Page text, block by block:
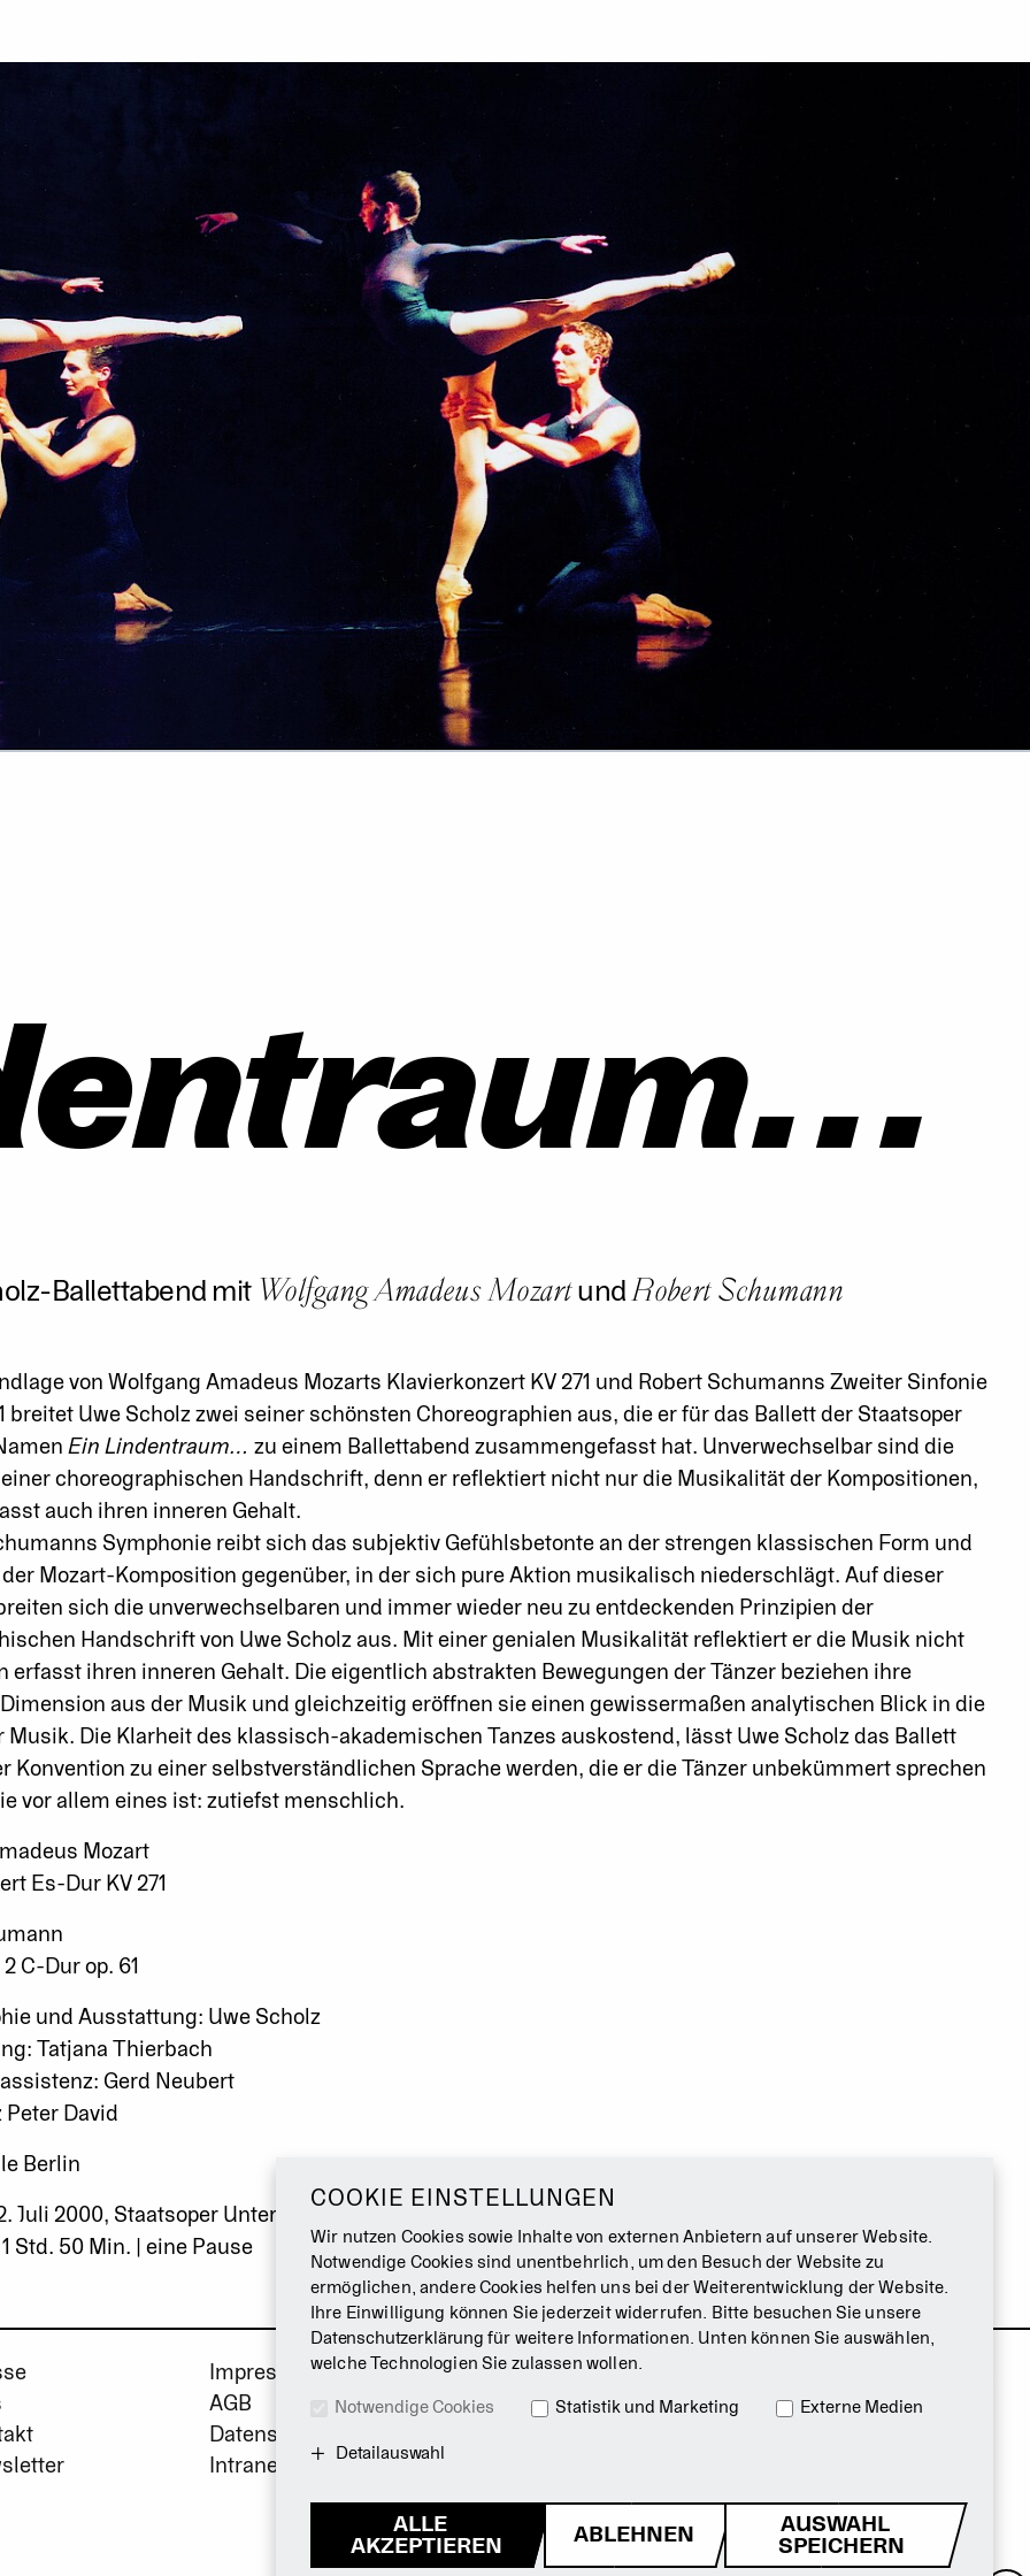
Ballettabend mit Wolfgang Amadeus MozartundRobert Schumann
von Wolfgang Amadeus Mozarts Klavierkonzert KV 271 und Robert Schumanns Zweiter Sinfonie
breitet Uwe Scholz zwei seiner schönsten Choreographien aus, die er für das Ballett der Staatsoper
Ein Lindentraum… zu einem Ballettabend zusammengefasst hat. Unverwechselbar sind die
choreographischen Handschrift, denn er reflektiert nicht nur die Musikalität der Kompositionen,
auch ihren inneren Gehalt.
Symphonie reibt sich das subjektiv Gefühlsbetonte an der strengen klassischen Form und
Mozart-Komposition gegenüber, in der sich pure Aktion musikalisch niederschlägt. Auf dieser
sich die unverwechselbaren und immer wieder neu zu entdeckenden Prinzipien der
Handschrift von Uwe Scholz aus. Mit einer genialen Musikalität reflektiert er die Musik nicht
erfasst ihren inneren Gehalt. Die eigentlich abstrakten Bewegungen der Tänzer beziehen ihre
aus der Musik und gleichzeitig eröffnen sie einen gewissermaßen analytischen Blick in die
Musik. Die Klarheit des klassisch-akademischen Tanzes auskostend, lässt Uwe Scholz das Ballett
Konvention zu einer selbstverständlichen Sprache werden, die er die Tänzer unbekümmert sprechen
vor allem eines ist: zutiefst menschlich.
Mozart
Es-Dur KV 271
C-Dur op. 61
und Ausstattung: Uwe Scholz
Tatjana Thierbach
Gerd Neubert
David
Berlin
Juli 2000, Staatsoper Unter den Linden
Std. 50 Min. | eine Pause
Impressum
AGB
Datenschutz
Intranet
COOKIE EINSTELLUNGEN
Wir nutzen Cookies sowie Inhalte von externen Anbietern auf unserer Website.
Notwendige Cookies sind unentbehrlich, um den Besuch der Website zu
ermöglichen, andere Cookies helfen uns bei der Weiterentwicklung der Website.
Ihre Einwilligung können Sie jederzeit widerrufen. Bitte besuchen Sie unsere
Datenschutzerklärung für weitere Informationen. Unten können Sie auswählen,
welche Technologien Sie zulassen wollen.
Notwendige Cookies
Statistik und Marketing Externe Medien
Detailauswahl
ALLE
AKZEPTIEREN ABLEHNEN AUSWAHL
SPEICHERN